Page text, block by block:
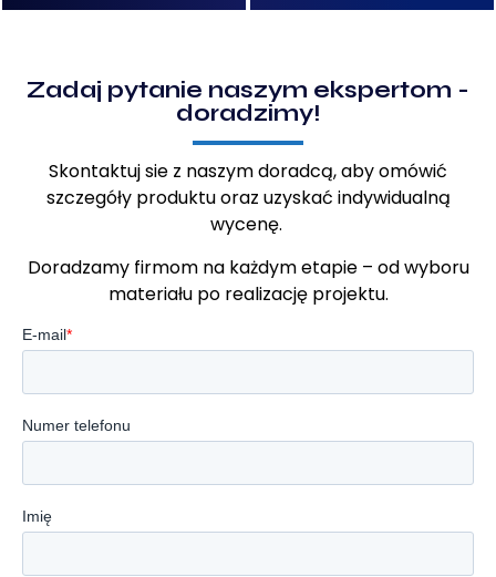
Zadaj pytanie naszym ekspertom -
doradzimy!
Skontaktuj sie z naszym doradcą, aby omówić
szczegóły produktu oraz uzyskać indywidualną
wycenę.
Doradzamy firmom na każdym etapie – od wyboru
materiału po realizację projektu.